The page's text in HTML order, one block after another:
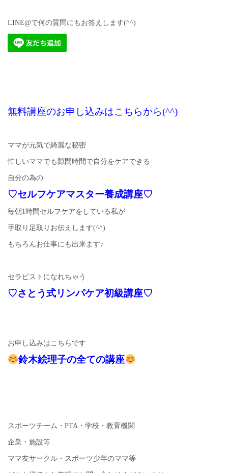
LINE@で何の質問にもお答えします(^^)
無料講座のお申し込みはこちらから(^^)
ママが元気で綺麗な秘密
忙しいママでも隙間時間で自分をケアできる
自分の為の
♡セルフケアマスター養成講座♡
毎朝1時間セルフケアをしている私が
手取り足取りお伝えします(^^)
もちろんお仕事にも出来ます♪
セラピストになれちゃう
♡さとう式リンパケア初級講座♡
お申し込みはこちらです
鈴木絵理子の全ての講座
スポーツチーム・PTA・学校・教育機関
企業・施設等
ママ友サークル・スポーツ少年のママ等